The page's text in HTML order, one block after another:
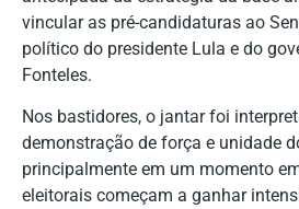
vincular as pré-candidaturas ao
político do presidente Lula e do
Fonteles.
Nos bastidores, o jantar foi
demonstração de força e unidade
principalmente em um momento
eleitorais começam a ganhar